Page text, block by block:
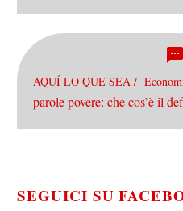
AQUÍ LO QUE SEA /
parole povere: che cos’è il
SEGUICI SU